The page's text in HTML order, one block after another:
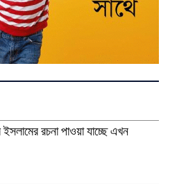
রচনা পাওয়া যাচ্ছে এখন